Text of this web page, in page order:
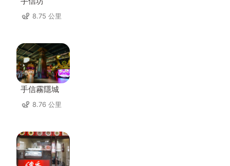
8.75 公里
手信霧隱城
8.76 公里